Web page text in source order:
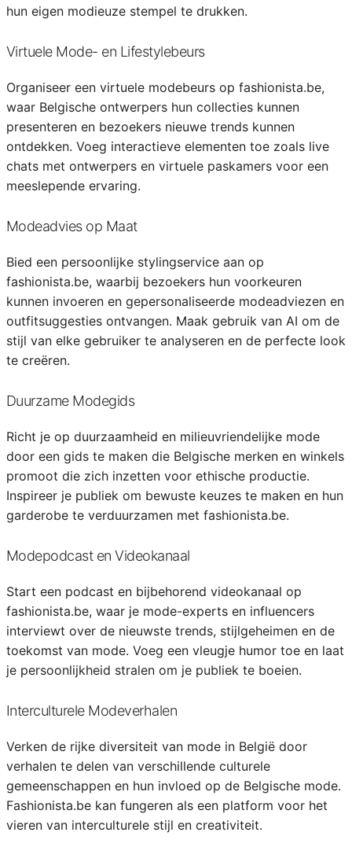
hun eigen modieuze stempel te drukken.
Virtuele Mode- en Lifestylebeurs
Organiseer een virtuele modebeurs op fashionista.be,
waar Belgische ontwerpers hun collecties kunnen
presenteren en bezoekers nieuwe trends kunnen
ontdekken. Voeg interactieve elementen toe zoals live
chats met ontwerpers en virtuele paskamers voor een
meeslepende ervaring.
Modeadvies op Maat
Bied een persoonlijke stylingservice aan op
fashionista.be, waarbij bezoekers hun voorkeuren
kunnen invoeren en gepersonaliseerde modeadviezen en
outfitsuggesties ontvangen. Maak gebruik van AI om de
stijl van elke gebruiker te analyseren en de perfecte look
te creëren.
Duurzame Modegids
Richt je op duurzaamheid en milieuvriendelijke mode
door een gids te maken die Belgische merken en winkels
promoot die zich inzetten voor ethische productie.
Inspireer je publiek om bewuste keuzes te maken en hun
garderobe te verduurzamen met fashionista.be.
Modepodcast en Videokanaal
Start een podcast en bijbehorend videokanaal op
fashionista.be, waar je mode-experts en influencers
interviewt over de nieuwste trends, stijlgeheimen en de
toekomst van mode. Voeg een vleugje humor toe en laat
je persoonlijkheid stralen om je publiek te boeien.
Interculturele Modeverhalen
Verken de rijke diversiteit van mode in België door
verhalen te delen van verschillende culturele
gemeenschappen en hun invloed op de Belgische mode.
Fashionista.be kan fungeren als een platform voor het
vieren van interculturele stijl en creativiteit.